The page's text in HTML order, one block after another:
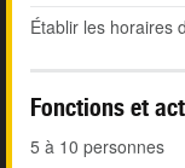
Établir les horaires
Fonctions et
5 à 10 personnes